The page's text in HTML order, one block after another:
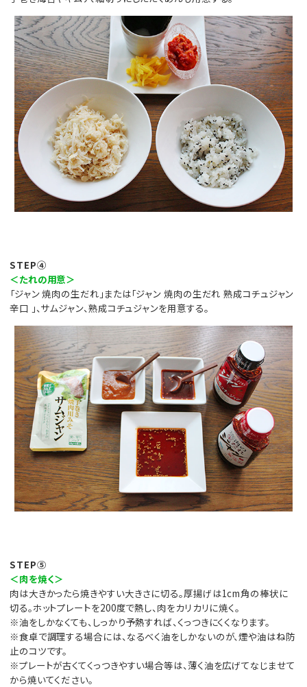
STEP④
＜たれの用意＞
「ジャン 焼肉の生だれ」または「ジャン 焼肉の生だれ 熟成コチュジャン
辛口 」、サムジャン、熟成コチュジャンを用意する。
STEP⑤
＜肉を焼く＞
肉は大きかったら焼きやすい大きさに切る。厚揚げは1cm角の棒状に
切る。ホットプレートを200度で熱し、肉をカリカリに焼く。
※油をしかなくても、しっかり予熱すれば、くっつきにくくなります。
※食卓で調理する場合には、なるべく油をしかないのが、煙や油はね防
止のコツです。
※プレートが古くてくっつきやすい場合等は、薄く油を広げてなじませて
から焼いてください。